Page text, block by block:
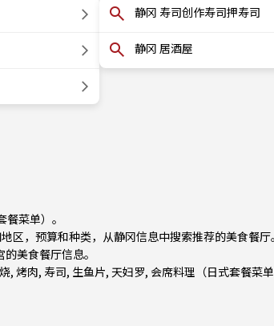
静冈 寿司创作寿司押寿司
静冈 居酒屋
菜单）。
区，预算和种类，从静冈信息中搜索推荐的美食餐厅
美食餐厅信息。
, 烤肉, 寿司, 生鱼片, 天妇罗, 会席料理（日式套餐菜单